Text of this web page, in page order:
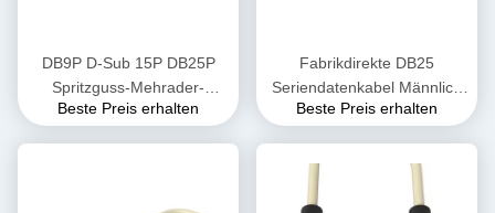
DB9P D-Sub 15P DB25P
Spritzguss-Mehrader-
Twisted-Pair-geschirmtes-
Beste Preis erhalten
Fabrikdirekte DB25
Seriendatenkabel Männlich
zu Männlich Computerdraht
Parallelport Druck Desktop
Beste Preis erhalten